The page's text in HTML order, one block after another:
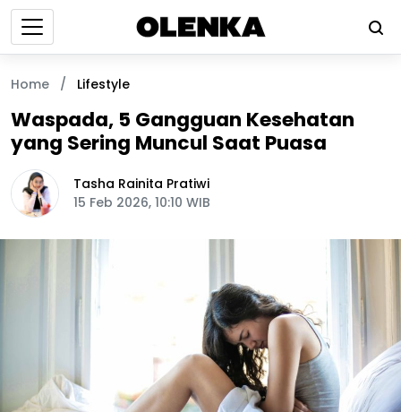
Home / Lifestyle
Waspada, 5 Gangguan Kesehatan
yang Sering Muncul Saat Puasa
Tasha Rainita Pratiwi
15 Feb 2026, 10:10 WIB